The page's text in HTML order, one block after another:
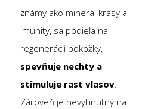
známy ako minerál krásy a
imunity, sa podieľa na
regenerácii pokožky,
spevňuje nechty a
stimuluje rast vlasov
Zároveň je nevyhnutný na